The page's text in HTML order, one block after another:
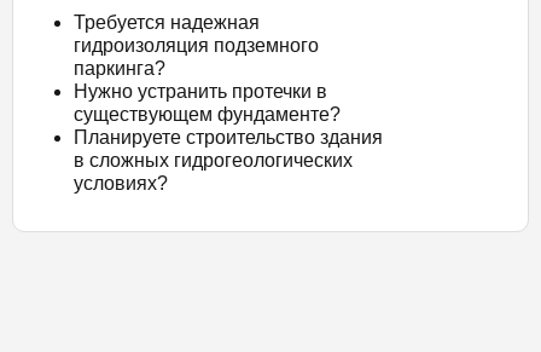
Требуется надежная
гидроизоляция подземного
паркинга?
Нужно устранить протечки в
существующем фундаменте?
Планируете строительство здания
в сложных гидрогеологических
условиях?